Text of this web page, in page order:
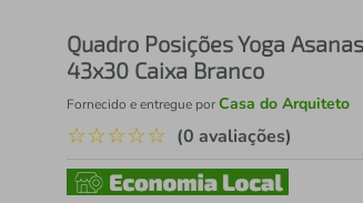
Quadro Posições Yoga
43x30 Caixa Branco
Fornecido e entregue porCasa do Arquiteto
☆☆☆☆☆ (0 avaliações)